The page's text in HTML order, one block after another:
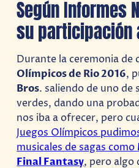
Según Informes
su participación
Durante la ceremonia de
Olímpicos de Rio 2016,
Bros. saliendo de uno de
verdes, dando una
nos iba a ofrecer, pero
Juegos Olímpicos
musicales de sagas como
Final Fantasy, pero algo